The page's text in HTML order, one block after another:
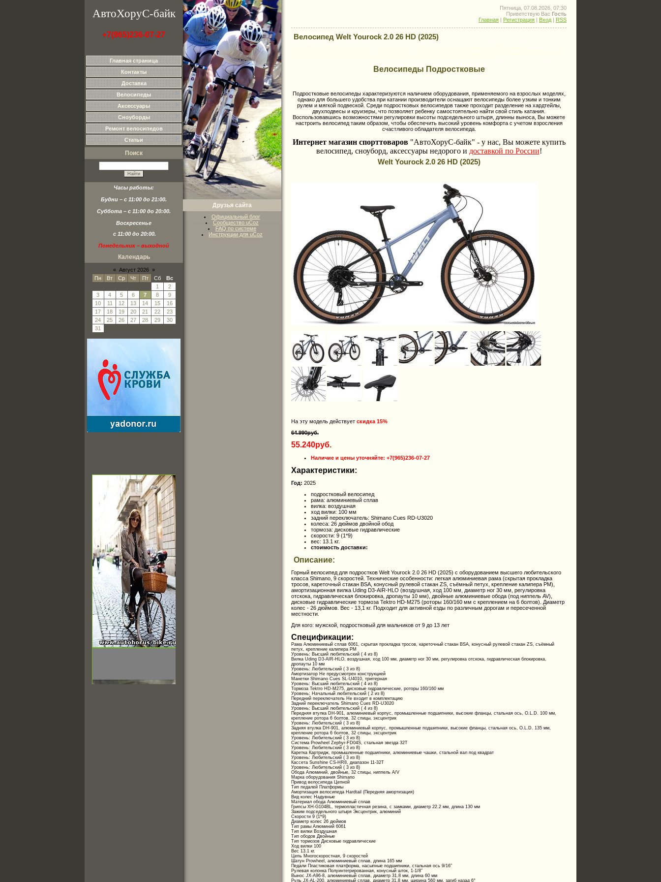
АвтоХоруС-байк
+7(965)236-07-27
Главная страница
Контакты
Доставка
Велосипеды
Аксессуары
Сноуборды
Ремонт велосипедов
Статьи
Поиск
Часы работы:
Будни – с 11:00 до 21:00.
Суббота – с 11:00 до 20:00.
Воскресенье
с 11:00 до 20:00.
Понедельник – выходной
Календарь
« Август 2026 »
Пн
Вт Ср Чт Пт Сб
Вс
1
2
3
4 5 6 7 8
9
10
11 12 13 14 15
16
17
18 19 20 21 22
23
24
25 26 27 28 29
30
31
Друзья сайта
Официальный блог
Сообщество uCoz
FAQ по системе
Инструкции для uCoz
Пятница, 07.08.2026, 07:30
Приветствую Вас Гость
Главная | Регистрация | Вход | RSS
Велосипед Welt Yourock 2.0 26 HD (2025)
Велосипеды Подростковые
Подростковые велосипеды характеризуются наличием оборудования, применяемого на взрослых моделях,
однако для большего удобства при катании производители оснащают велосипеды более узким и тонким
рулем и мягкой подвеской. Среди подростковых велосипедов также проходит разделение на хардтейлы,
двухподвесы и круизеры, что позволяет ребенку самостоятельно найти свой стиль катания.
Воспользовавшись возможностями регулировки высоты подседельного штыря, длинны выноса, Вы можете
настроить велосипед таким образом, чтобы обеспечить высокий уровень комфорта с учетом взросления
счастливого обладателя велосипеда.
Интернет магазин спорттоваров"АвтоХоруС-байк" - у нас, Вы можете купить
велосипед, сноуборд, аксессуары недорого и доставкой по России!
Welt Yourock 2.0 26 HD (2025)
На эту модель действует скидка 15%
64.990руб.
55.240руб.
Наличие и цены уточняйте: +7(965)236-07-27
Характеристики:
Год: 2025
подростковый велосипед
рама: алюминиевый сплав
вилка: воздушная
ход вилки: 100 мм
задний переключатель: Shimano Cues RD-U3020
колеса: 26 дюймов двойной обод
тормоза: дисковые гидравлические
скорости: 9 (1*9)
вес: 13.1 кг.
стоимость доставки:
Описание:
Горный велосипед для подростков Welt Yourock 2.0 26 HD (2025) с оборудованием высшего любительского
класса Shimano, 9 скоростей. Технические особенности: легкая алюминиевая рама (скрытая прокладка
тросов, кареточный стакан BSA, конусный рулевой стакан ZS, съёмный петух, крепление калипера PM),
амортизационная вилка Uding D3-AIR-HLO (воздушная, ход 100 мм, диаметр ног 30 мм, регулировка
отскока, гидравлическая блокировка, дропауты 10 мм), двойные алюминиевые обода (под ниппель AV),
дисковые гидравлические тормоза Tektro HD-M275 (роторы 160/160 мм с креплением на 6 болтов). Диаметр
колес - 26 дюймов. Вес - 13,1 кг. Подходит для активной езды по различным дорогам и пересеченной
местности.
Для кого: мужской, подростковый для мальчиков от 9 до 13 лет
Спецификации:
Рама Алюминиевый сплав 6061, скрытая прокладка тросов, кареточный стакан BSA, конусный рулевой стакан ZS, съёмный
петух, крепление калипера PM
Уровень: Высший любительский ( 4 из 8)
Вилка Uding D3-AIR-HLO, воздушная, ход 100 мм, диаметр ног 30 мм, регулировка отскока, гидравлическая блокировка,
дропауты 10 мм
Уровень: Любительский ( 3 из 8)
Амортизатор Не предусмотрен конструкцией
Манетки Shimano Cues SL-U4010, триггерная
Уровень: Высший любительский ( 4 из 8)
Тормоза Tektro HD-M275, дисковые гидравлические, роторы 160/160 мм
Уровень: Начальный любительский ( 2 из 8)
Передний переключатель Не входит в комплектацию
Задний переключатель Shimano Cues RD-U3020
Уровень: Высший любительский ( 4 из 8)
Передняя втулка DH-901, алюминиевый корпус, промышленные подшипники, высокие фланцы, стальная ось, O.L.D. 100 мм,
крепление ротора 6 болтов, 32 спицы, эксцентрик
Уровень: Любительский ( 3 из 8)
Задняя втулка DH-901, алюминиевый корпус, промышленные подшипники, высокие фланцы, стальная ось, O.L.D. 135 мм,
крепление ротора 6 болтов, 32 спицы, эксцентрик
Уровень: Любительский ( 3 из 8)
Система Prowheel Zephyr-FD04S, стальная звезда 32Т
Уровень: Любительский ( 3 из 8)
Каретка Картридж, промышленные подшипники, алюминиевые чашки, стальной вал под квадрат
Уровень: Любительский ( 3 из 8)
Кассета Sunshine CS-HR8, диапазон 11-32T
Уровень: Любительский ( 3 из 8)
Обода Алюминий, двойные, 32 спицы, ниппель A/V
Марка оборудования Shimano
Привод велосипеда Цепной
Тип педалей Платформы
Амортизация велосипеда Hardtail (Передняя амортизация)
Вид колес Надувные
Материал обода Алюминиевый сплав
Грипсы XH-G104BL, термопластичная резина, с замками, диаметр 22.2 мм, длина 130 мм
Зажим подседельного штыря Эксцентрик, алюминий
Скорости 9 (1*9)
Диаметр колес 26 дюймов
Тип рамы Алюминий 6061
Тип вилки Воздушная
Тип ободов Двойные
Тип тормозов Дисковые гидравлические
Ход вилки 100
Вес 13.1 кг.
Цепь Многоскоростная, 9 скоростей
Шатун Prowheel, алюминиевый сплав, длина 165 мм
Педали Пластиковая платформа, насыпные подшипники, стальная ось 9/16″
Рулевая колонка Полуинтегрированная, конусный шток, 1-1/8″
Вынос JX-A96-8, алюминиевый сплав, диаметр 31.8 мм, длина 60 мм
Руль JX-AL-200, алюминиевый сплав, диаметр 31.8 мм, ширина 560 мм, загиб назад 6°